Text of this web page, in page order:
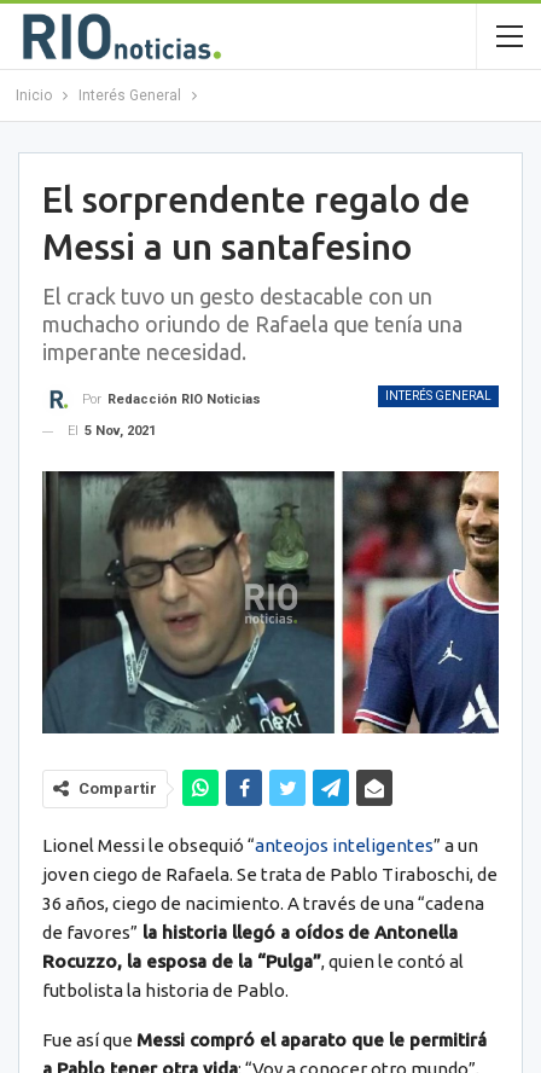
Inicio Interés General
El sorprendente regalo de
Messi a un santafesino
El crack tuvo un gesto destacable con un
muchacho oriundo de Rafaela que tenía una
imperante necesidad.
INTERÉS GENERAL
Por Redacción RIO Noticias
El
5 Nov, 2021
Compartir
Lionel Messi le obsequió “anteojos inteligentes” a un
joven ciego de Rafaela. Se trata de Pablo Tiraboschi, de
36 años, ciego de nacimiento. A través de una “cadena
de favores” la historia llegó a oídos de Antonella
Rocuzzo, la esposa de la “Pulga”, quien le contó al
futbolista la historia de Pablo.
Fue así que Messi compró el aparato que le permitirá
a Pablo tener otra vida: “Voy a conocer otro mundo”,